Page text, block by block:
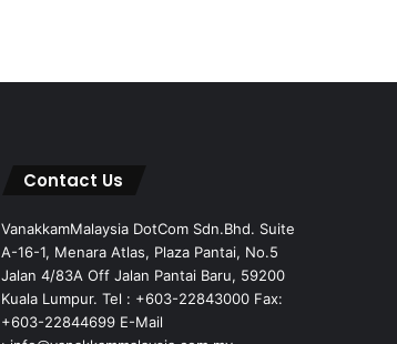
Contact Us
VanakkamMalaysia DotCom Sdn.Bhd. Suite
A-16-1, Menara Atlas, Plaza Pantai, No.5
Jalan 4/83A Off Jalan Pantai Baru, 59200
Kuala Lumpur. Tel : +603-22843000 Fax:
+603-22844699 E-Mail